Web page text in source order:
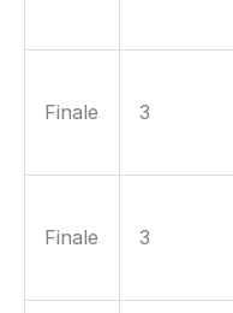
Finale 3
Finale 3